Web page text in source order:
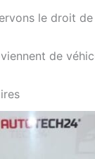
le droit
de